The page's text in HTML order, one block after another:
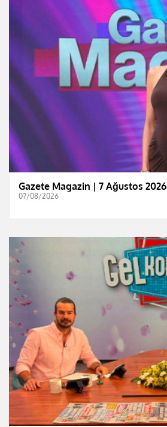
Gazete Magazin | 7 Ağustos 2026
07/08/2026